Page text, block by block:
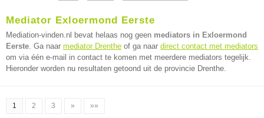
Mediator Exloermond Eerste
Mediation-vinden.nl bevat helaas nog geen mediators in Exloermond
Eerste. Ga naar mediator Drenthe of ga naar direct contact met mediators
om via één e-mail in contact te komen met meerdere mediators tegelijk.
Hieronder worden nu resultaten getoond uit de provincie Drenthe.
1 2 3 » »»